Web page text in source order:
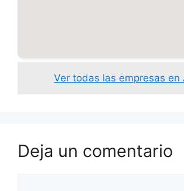
Ver todas las empresas en
Deja un comentario